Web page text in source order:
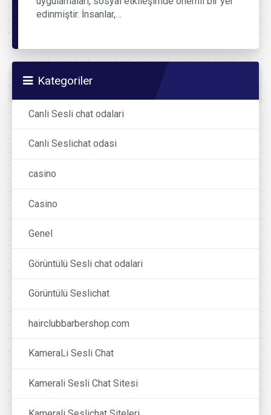
edinmiştir. İnsanlar,…
Kategoriler
Canli Sesli chat odalari
Canli Seslichat odasi
casino
Casino
Genel
Görüntülü Sesli chat odalari
Görüntülü Seslichat
hairclubbarbershop.com
KameraLi Sesli Chat
Kamerali Sesli Chat Sitesi